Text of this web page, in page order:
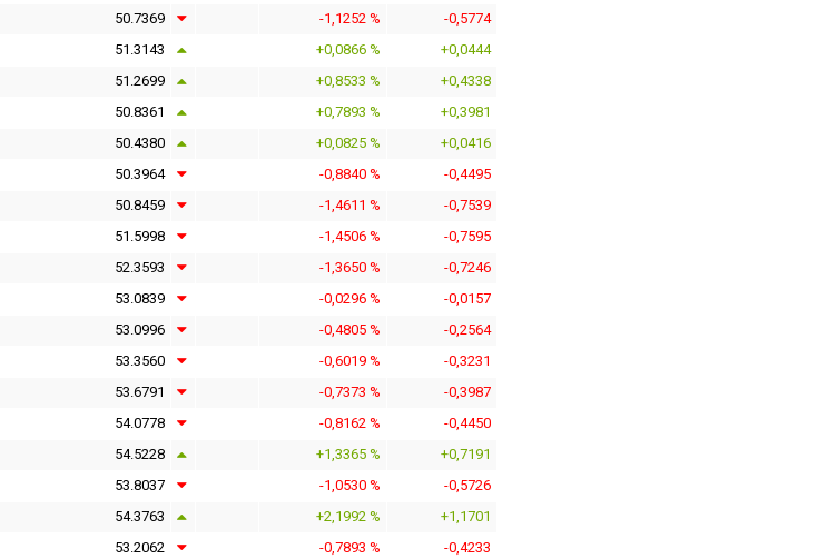
50.7369 -1,1252 %
-0,5774
51.3143 +0,0866 %
+0,0444
51.2699 +0,8533 %
+0,4338
50.8361 +0,7893 %
+0,3981
50.4380 +0,0825 %
+0,0416
50.3964 -0,8840 %
-0,4495
50.8459 -1,4611 %
-0,7539
51.5998 -1,4506 %
-0,7595
52.3593 -1,3650 %
-0,7246
53.0839 -0,0296 %
-0,0157
53.0996 -0,4805 %
-0,2564
53.3560 -0,6019 %
-0,3231
53.6791 -0,7373 %
-0,3987
54.0778 -0,8162 %
-0,4450
54.5228 +1,3365 %
+0,7191
53.8037 -1,0530 %
-0,5726
54.3763 +2,1992 %
+1,1701
53.2062 -0,7893 %
-0,4233